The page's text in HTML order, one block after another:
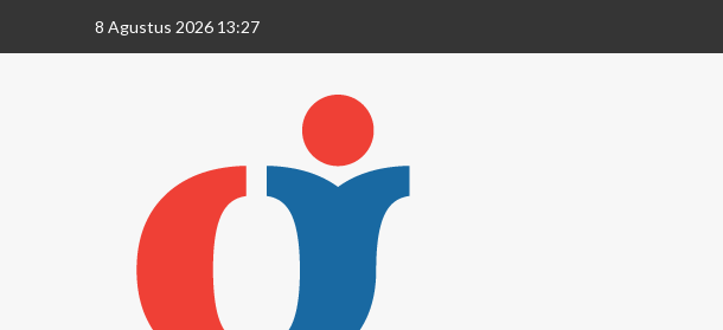
8 Agustus 2026 13:27